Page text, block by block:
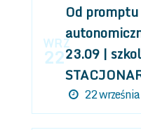
WRZ
22
Od
23.09 |
22